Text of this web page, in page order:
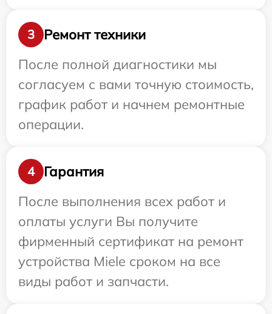
3
Ремонт техники
После полной диагностики мы
согласуем с вами точную стоимость,
график работ и начнем ремонтные
операции.
4
Гарантия
После выполнения всех работ и
оплаты услуги Вы получите
фирменный сертификат на ремонт
устройства Miele сроком на все
виды работ и запчасти.